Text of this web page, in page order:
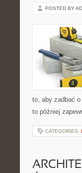
POSTED BY
to, aby zadbać o
to później
CATEGORIES: